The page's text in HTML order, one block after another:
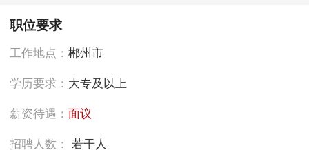
职位要求
工作地点：郴州市
学历要求： 大专及以上
薪资待遇：面议
招聘人数：若干人